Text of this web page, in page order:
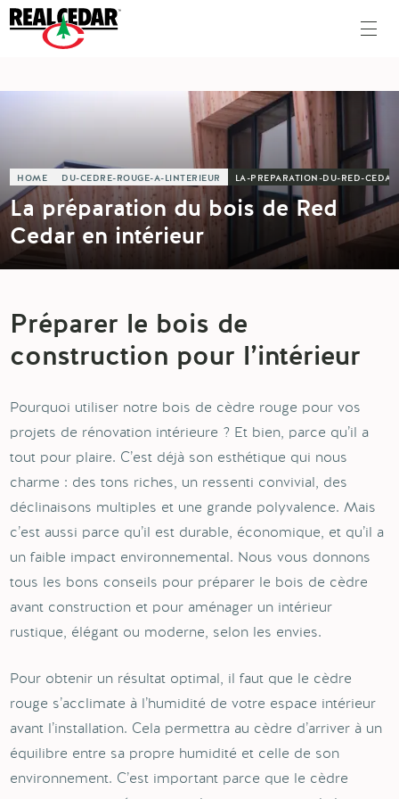
HOME DU-CEDRE-ROUGE-A-LINTERIEUR LA-PREPARATION-DU-RED-
La préparation du bois de Red
Cedar en intérieur
Préparer le bois de
construction pour l’intérieur
Pourquoi utiliser notre bois de cèdre rouge pour vos
projets de rénovation intérieure ? Et bien, parce qu’il a
tout pour plaire. C’est déjà son esthétique qui nous
charme : des tons riches, un ressenti convivial, des
déclinaisons multiples et une grande polyvalence. Mais
c’est aussi parce qu’il est durable, économique, et qu’il a
un faible impact environnemental. Nous vous donnons
tous les bons conseils pour préparer le bois de cèdre
avant construction et pour aménager un intérieur
rustique, élégant ou moderne, selon les envies.
Pour obtenir un résultat optimal, il faut que le cèdre
rouge s’acclimate à l’humidité de votre espace intérieur
avant l’installation. Cela permettra au cèdre d’arriver à un
équilibre entre sa propre humidité et celle de son
environnement. C’est important parce que le cèdre